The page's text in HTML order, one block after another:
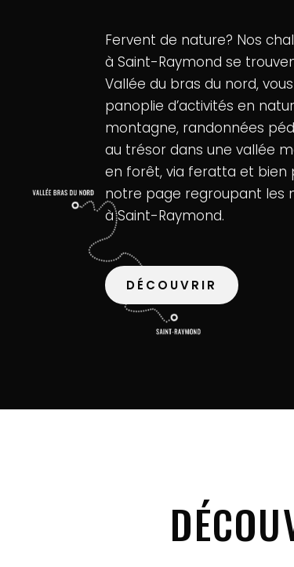
Fervent de nature? Nos
à Saint-Raymond se
Vallée du bras du nord,
panoplie d’activités en
montagne, randonnées
au trésor dans une vallée
en forêt, via feratta et bien
notre page regroupant les
à Saint-Raymond.
DÉCOUVRIR